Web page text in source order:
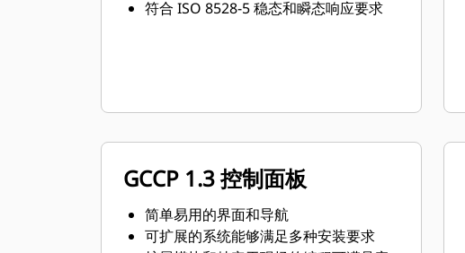
符合 ISO 8528-5 稳态和瞬态响应要求
GCCP 1.3 控制面板
简单易用的界面和导航
可扩展的系统能够满足多种安装要求